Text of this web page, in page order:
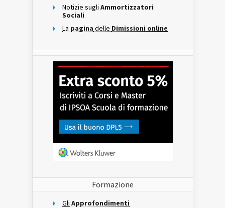
Notizie sugli Ammortizzatori
Sociali
La pagina delle Dimissioni online
Formazione
Gli Approfondimenti